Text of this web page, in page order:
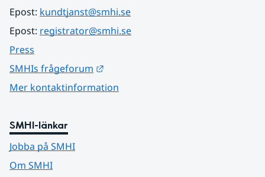
Epost: kundtjanst@smhi.se
Epost: registrator@smhi.se
Press
SMHIs frågeforum
Mer kontaktinformation
SMHI-länkar
Jobba på SMHI
Om SMHI